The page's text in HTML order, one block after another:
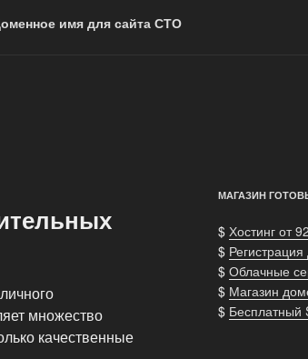
имя для сайта СТО
множество
качественные
МАГАЗИН
$ Хостинг от
$
$ Облачные
$ Магазин
$ Бесплатный